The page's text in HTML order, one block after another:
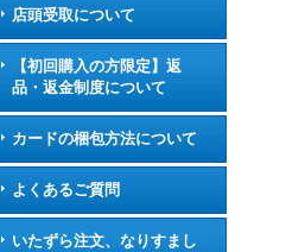
店頭受取について
【初回購入の方限定】返
品・返金制度について
カードの梱包方法について
よくあるご質問
いたずら注文、なりすまし